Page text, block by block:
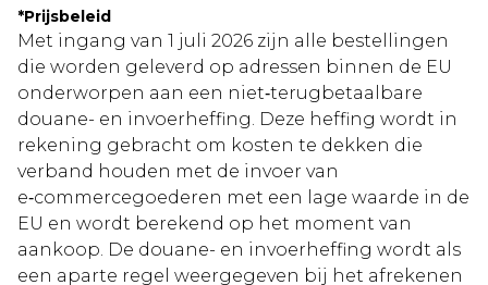
*Prijsbeleid
Met ingang van 1 juli 2026 zijn alle bestellingen
die worden geleverd op adressen binnen de EU
onderworpen aan een niet‑terugbetaalbare
douane- en invoerheffing. Deze heffing wordt in
rekening gebracht om kosten te dekken die
verband houden met de invoer van
e‑commercegoederen met een lage waarde in de
EU en wordt berekend op het moment van
aankoop. De douane- en invoerheffing wordt als
een aparte regel weergegeven bij het afrekenen